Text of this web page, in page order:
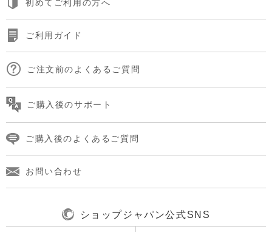
初めてご利用の方へ
ご利用ガイド
ご注文前のよくあるご質問
ご購入後のサポート
ご購入後のよくあるご質問
お問い合わせ
ショップジャパン公式SNS